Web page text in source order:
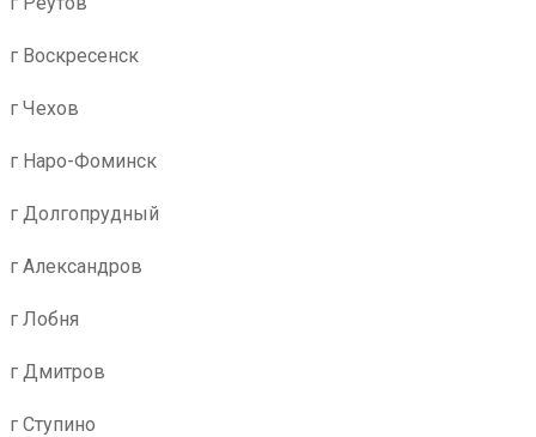
г Воскресенск
г Чехов
г Наро-Фоминск
г Долгопрудный
г Александров
г Лобня
г Дмитров
г Ступино